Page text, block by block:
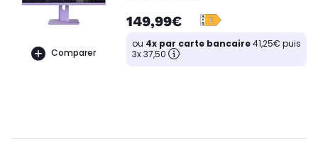
Comparer
149,99€
ou 4x par carte bancaire41,25€ puis
3x 37,50